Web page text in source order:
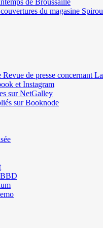
du magasine Spirou
Revue de presse concernant
et Instagram
sur NetGalley
sur Booknode